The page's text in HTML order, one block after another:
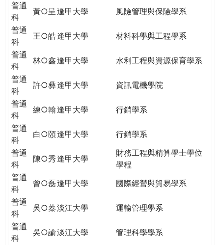
普通
科
黃○呈 逢甲大學
風險管理與保險學系
普通
科
王○皓逢甲大學
材料科學與工程學系
普通
科
林○鑫逢甲大學
水利工程與資源保育學系
普通
科
許○彝逢甲大學
資訊電機學院
普通
科
練○翰逢甲大學
行銷學系
普通
科
白○頤逢甲大學
行銷學系
普通
科
陳○秀逢甲大學
財務工程與精算學士學位
學程
普通
科
曾○磊逢甲大學
國際經營與貿易學系
普通
科
吳○蓁淡江大學
運輸管理學系
普通
科
吳○諭淡江大學
管理科學學系